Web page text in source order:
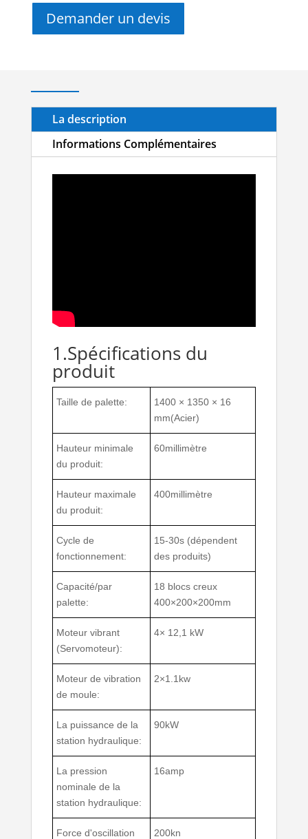
Demander un devis
La description
Informations Complémentaires
1.Spécifications du
produit
Taille de palette:
1400 × 1350 × 16
mm(Acier)
Hauteur minimale
du produit:
60millimètre
Hauteur maximale
du produit:
400millimètre
Cycle de
fonctionnement:
15-30s (dépendent
des produits)
Capacité/par
palette:
18 blocs creux
400×200×200mm
Moteur vibrant
(Servomoteur):
4× 12,1 kW
Moteur de vibration
de moule:
2×1.1kw
La puissance de la
station hydraulique:
90kW
La pression
nominale de la
station hydraulique:
16amp
Force d'oscillation
200kn